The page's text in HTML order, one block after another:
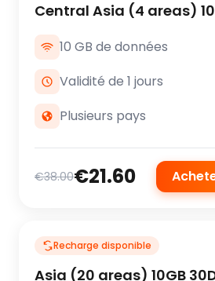
Central Asia (4 areas)
10 GB de données
Validité de 1 jours
Plusieurs pays
€38.00€21.60
Recharge disponible
Asia (20 areas) 10GB